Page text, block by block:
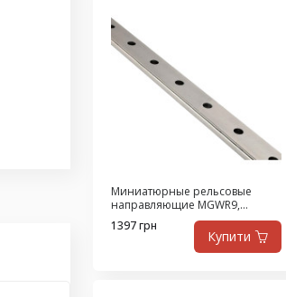
Миниатюрные рельсовые
направляющие MGWR9,
размер 9, цена за 530 мм
1397 грн
Купити